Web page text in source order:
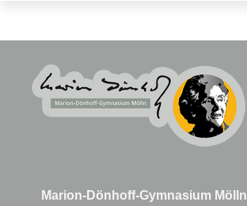
Marion-Dönhoff-Gymnasium Mölln